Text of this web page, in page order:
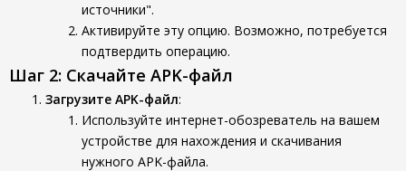
источники".
Активируйте эту опцию. Возможно, потребуется
подтвердить операцию.
Шаг 2: Скачайте APK-файл
Загрузите APK-файл:
Используйте интернет-обозреватель на вашем
устройстве для нахождения и скачивания
нужного APK-файла.